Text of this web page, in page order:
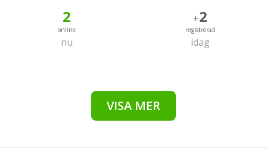
2
online
nu
+2
registrerad
idag
VISA MER